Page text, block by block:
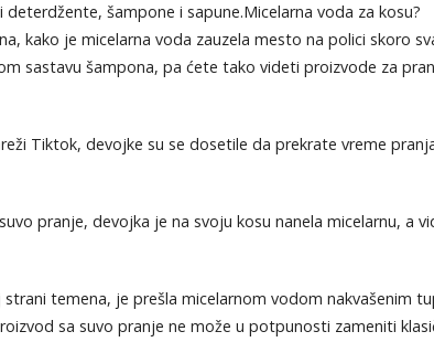
deterdžente, šampone i sapune.Micelarna voda za kosu?
kako je micelarna voda zauzela mesto na polici skoro
sastavu šampona, pa ćete tako videti proizvode za
Tiktok, devojke su se dosetile da prekrate vreme
pranje, devojka je na svoju kosu nanela micelarnu, a
temena, je prešla micelarnom vodom nakvašenim
sa suvo pranje ne može u potpunosti zameniti